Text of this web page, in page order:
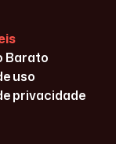
Barato
uso
privacidade